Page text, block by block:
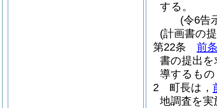
する。
(令6告
(計画書の
第22条
前
書の提出
導するも
2
町長は，
地調査を